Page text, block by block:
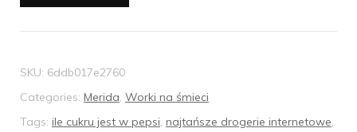
SKU: 6ddb017e2760
Categories: Merida, Worki na śmieci
Tags: ile cukru jest w pepsi, najtańsze drogerie internetowe,